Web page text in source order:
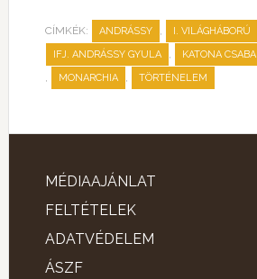
CÍMKÉK: ANDRÁSSY , I. VILÁGHÁBORÚ
IFJ. ANDRÁSSY GYULA , KATONA CSABA
, MONARCHIA , TÖRTÉNELEM
MÉDIAAJÁNLAT
FELTÉTELEK
ADATVÉDELEM
ÁSZF